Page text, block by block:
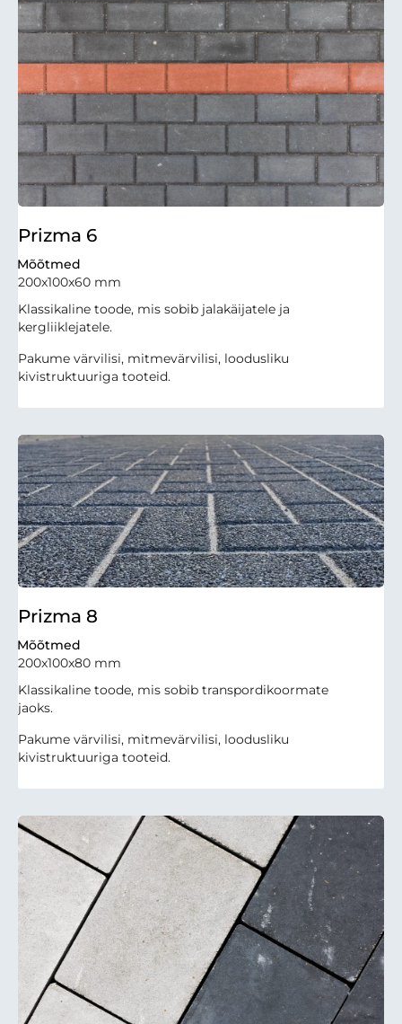
Prizma 6
Mõõtmed
200x100x60 mm
Klassikaline toode, mis sobib jalakäijatele ja
kergliiklejatele.
Pakume värvilisi, mitmevärvilisi, loodusliku
kivistruktuuriga tooteid.
Prizma 8
Mõõtmed
200x100x80 mm
Klassikaline toode, mis sobib transpordikoormate
jaoks.
Pakume värvilisi, mitmevärvilisi, loodusliku
kivistruktuuriga tooteid.